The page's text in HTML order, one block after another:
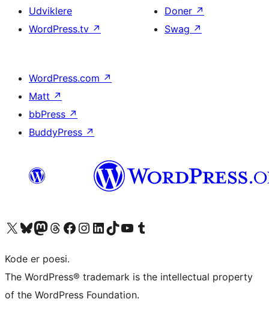
Udviklere
WordPress.tv ↗
Doner ↗
Swag ↗
WordPress.com ↗
Matt ↗
bbPress ↗
BuddyPress ↗
Besøg vores X (tidligere Twitter) konto
Besøg vores Bluesky-konto
Besøg vores Mastodon konto
Besøg vores Threads-konto
Besøg vores Facebook sideBesøg vores Instagram konto
Besøg vores LinkedIn konto
Besøg vores TikTok-konto
Besøg vores YouTube-kanalBesøg vores Tumblr-konto
Kode er poesi.
The WordPress® trademark is the intellectual property
of the WordPress Foundation.